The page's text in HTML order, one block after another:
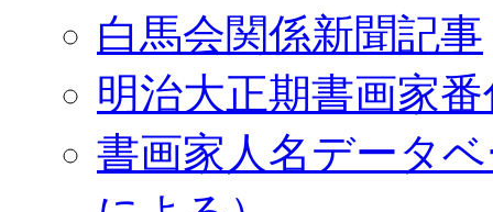
白馬会関係新聞記事
明治大正期書画家
書画家人名データ